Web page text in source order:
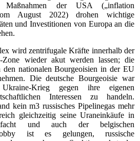
Maßnahmen der USA („inflation
August 2022) drohen wichtige
und Investitionen von Europa an die
wird zentrifugale Kräfte innerhalb der
wieder akut werden lassen; die
nationalen Bourgeoisien in der EU
Die deutsche Bourgeoisie war
Krieg gegen ihre eigenen
Interessen zu handeln.
kein m3 russisches Pipelinegas mehr
gleichzeitig seine Uraneinkäufe in
und auch der belgischen
Lobby ist es gelungen, russische